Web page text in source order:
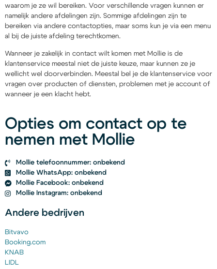
waarom je ze wil bereiken. Voor verschillende vragen kunnen er
namelijk andere afdelingen zijn. Sommige afdelingen zijn te
bereiken via andere contactopties, maar soms kun je via een menu
al bij de juiste afdeling terechtkomen.
Wanneer je zakelijk in contact wilt komen met Mollie is de
klantenservice meestal niet de juiste keuze, maar kunnen ze je
wellicht wel doorverbinden. Meestal bel je de klantenservice voor
vragen over producten of diensten, problemen met je account of
wanneer je een klacht hebt.
Opties om contact op te
nemen met Mollie
Mollie telefoonnummer: onbekend
Mollie WhatsApp: onbekend
Mollie Facebook: onbekend
Mollie Instagram: onbekend
Andere bedrijven
Bitvavo
Booking.com
KNAB
LIDL